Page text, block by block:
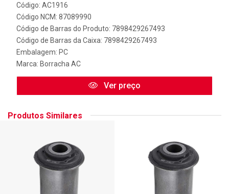
Código: AC1916
Código NCM: 87089990
Código de Barras do Produto: 7898429267493
Código de Barras da Caixa: 7898429267493
Embalagem: PC
Marca: Borracha AC
Ver preço
Produtos Similares